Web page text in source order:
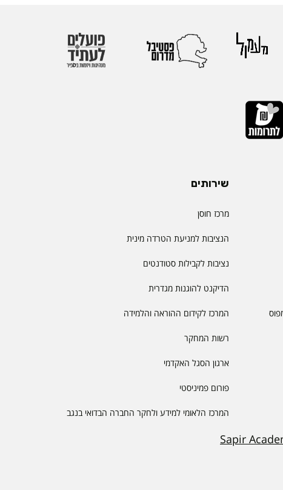
שירותים
מרכז חוסן
הנציבות למניעת הטרדה מינית
נציבות לקבילות סטודנטים
הדיקנט להוגנות מגדרית
המרכז לקידום ההוראה והלמידה
רשות המחקר
ארגון הסגל האקדמי
פורום פמיניסטי
המרכז הלאומי למידע ולחקר החברה הבדואי בנגב
Sapir